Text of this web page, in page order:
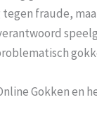
fraude,
Gokken en